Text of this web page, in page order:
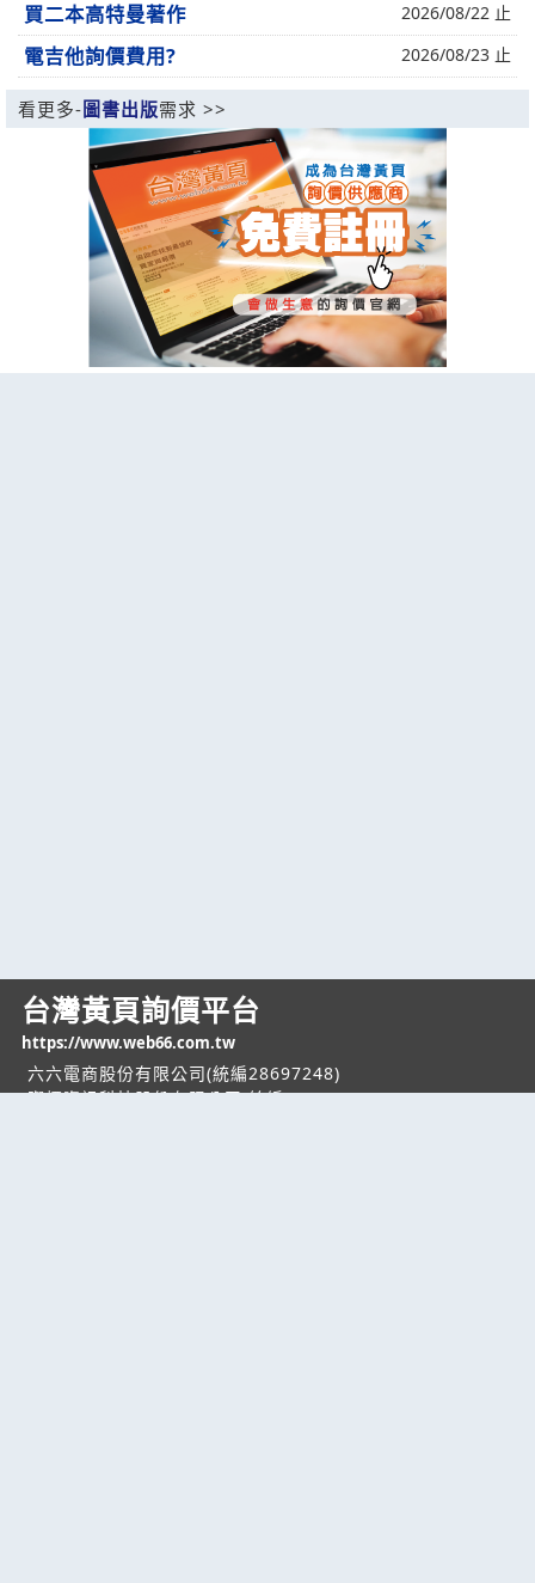
買二本高特曼著作 2026/08/22 止
電吉他詢價費用? 2026/08/23 止
看更多- 圖書出版需求 >>
台灣黃頁詢價平台
https://www.web66.com.tw
六六電商股份有限公司(統編28697248)
際標資訊科技股份有限公司(統編70398496)